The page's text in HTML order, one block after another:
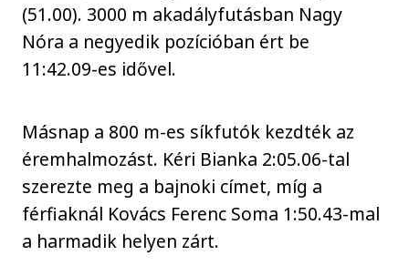
(51.00). 3000 m akadályfutásban Nagy
Nóra a negyedik pozícióban ért be
11:42.09-es idővel.
Másnap a 800 m-es síkfutók kezdték az
éremhalmozást. Kéri Bianka 2:05.06-tal
szerezte meg a bajnoki címet, míg a
férfiaknál Kovács Ferenc Soma 1:50.43-mal
a harmadik helyen zárt.